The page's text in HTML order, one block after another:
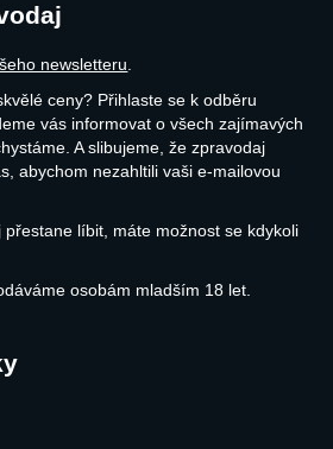
newsletteru
ceny? Přihlaste se k odběru
vás informovat o všech zajímavých
A slibujeme, že zpravodaj
abychom nezahltili vaši e-mailovou
líbit, máte možnost se kdykoli
osobám mladším 18 let.